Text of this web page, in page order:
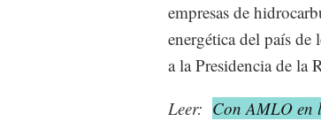
empresas de
energética del país
a la Presidencia de la
Leer: Con AMLO en